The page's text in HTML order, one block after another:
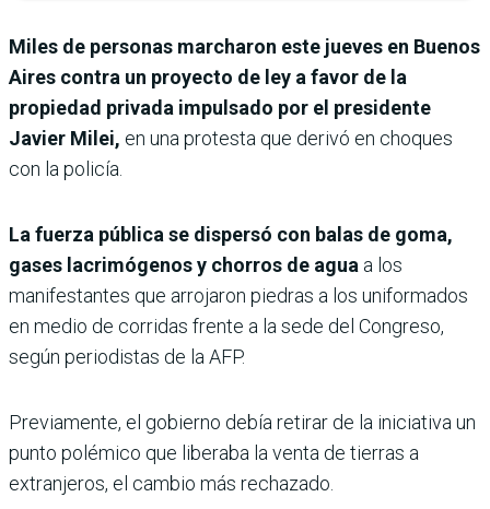
Miles de personas marcharon este jueves en Buenos
Aires contra un proyecto de ley a favor de la
propiedad privada impulsado por el presidente
Javier Milei, en una protesta que derivó en choques
con la policía.
La fuerza pública se dispersó con balas de goma,
gases lacrimógenos y chorros de agua a los
manifestantes que arrojaron piedras a los uniformados
en medio de corridas frente a la sede del Congreso,
según periodistas de la AFP.
Previamente, el gobierno debía retirar de la iniciativa un
punto polémico que liberaba la venta de tierras a
extranjeros, el cambio más rechazado.